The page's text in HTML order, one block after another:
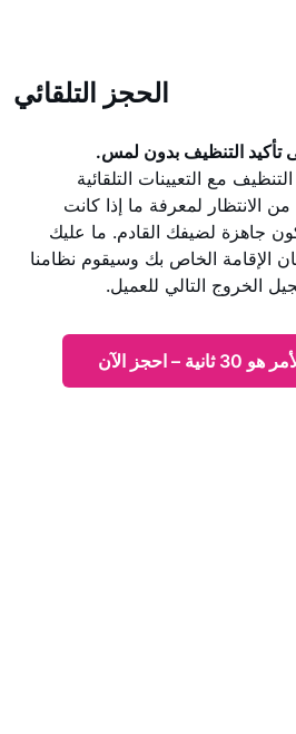
الحجز التلقائي
التنظيف بدون لمس.
مع التعيينات التلقائية
الانتظار لمعرفة ما إذا كانت
جاهزة لضيفك القادم. ما عليك
الخاص بك وسيقوم نظامنا
الخروج التالي للعميل.
– احجز الآن